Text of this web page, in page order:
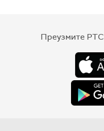
Преузмите РТС